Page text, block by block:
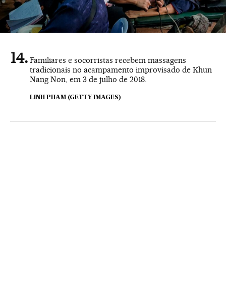
Familiares e socorristas recebem massagens
tradicionais no acampamento improvisado de Khun
Nang Non, em 3 de julho de 2018.
LINH PHAM (GETTY IMAGES)